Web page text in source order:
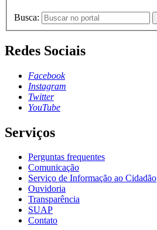
Busca:
Redes Sociais
Facebook
Instagram
Twitter
YouTube
Serviços
Perguntas frequentes
Comunicação
Serviço de Informação ao Cidadão
Ouvidoria
Transparência
SUAP
Contato